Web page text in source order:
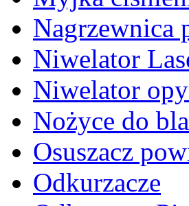
Nagrzewnica
Niwelator
Niwelator
Nożyce do
Osuszacz
Odkurzacze